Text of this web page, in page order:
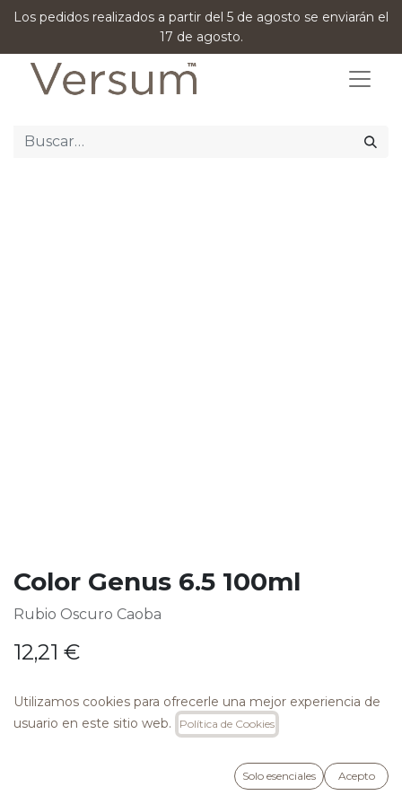
Los pedidos realizados a partir del 5 de agosto se enviarán el
17 de agosto.
Color Genus 6.5 100ml
Rubio Oscuro Caoba
12,21 €
AÑADIR A LA CESTA
Utilizamos cookies para ofrecerle una mejor experiencia de
usuario en este sitio web.
Política de Cookies
Solo esenciales Acepto